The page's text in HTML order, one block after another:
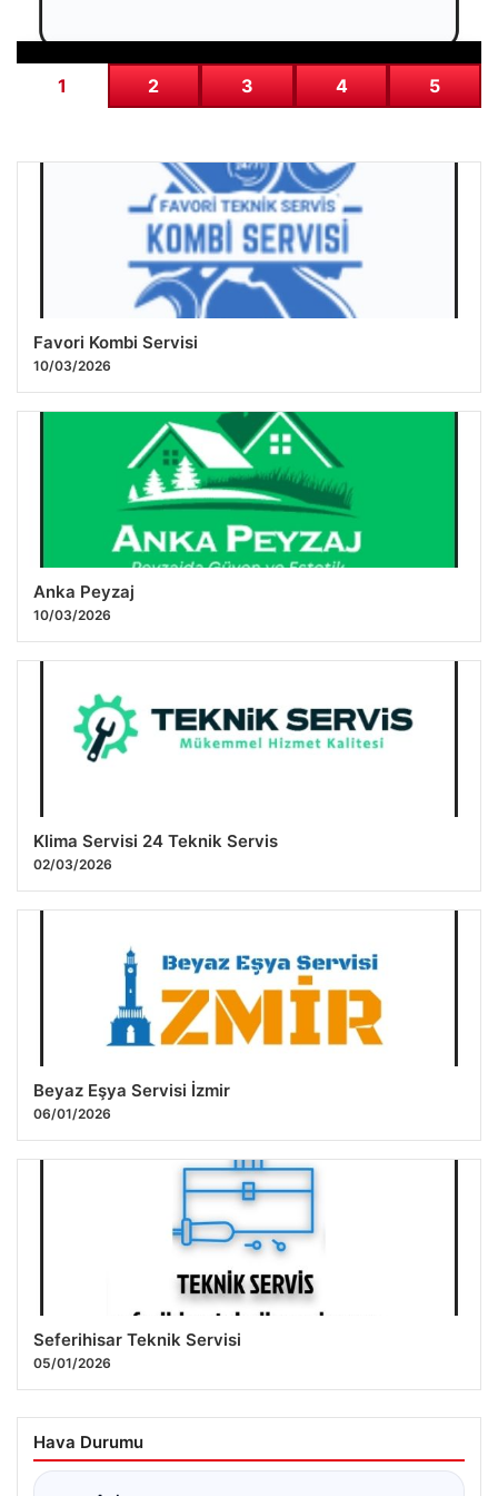
1 2 3 4 5
Favori Kombi Servisi
10/03/2026
Anka Peyzaj
10/03/2026
Klima Servisi 24 Teknik Servis
02/03/2026
Beyaz Eşya Servisi İzmir
06/01/2026
Seferihisar Teknik Servisi
05/01/2026
Hava Durumu